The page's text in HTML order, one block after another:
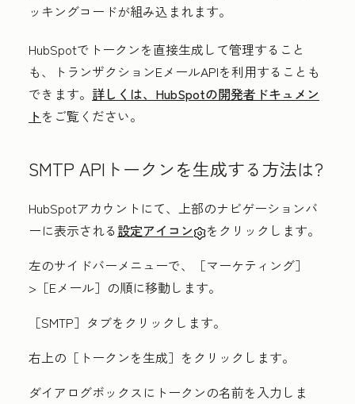
ッキングコードが組み込まれます。
HubSpotでトークンを直接生成して管理すること
も、トランザクションEメールAPIを利用することも
できます。 詳しくは、HubSpotの開発者ドキュメン
トをご覧ください。
SMTP APIトークンを生成する方法は?
HubSpotアカウントにて、上部のナビゲーションバ
ーに表示される設定アイコン
をクリックします。
左のサイドバーメニューで、
［マーケティング］
> ［Eメール］ の順に移動します。
［SMTP］ タブをクリックします。
右上の ［トークンを生成］ をクリックします。
ダイアログボックスにトークンの名前を入力しま